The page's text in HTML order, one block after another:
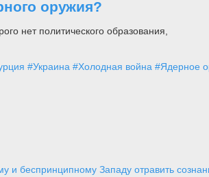
оружия?
нет политического образования,
#Украина #Холодная война #Ядерное
и беспринципному Западу отравить